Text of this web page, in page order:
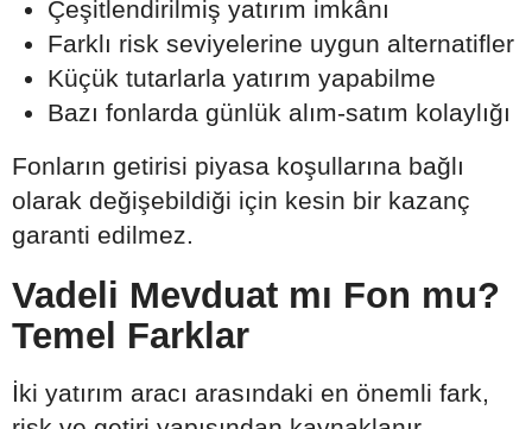
Çeşitlendirilmiş yatırım imkânı
Farklı risk seviyelerine uygun alternatifler
Küçük tutarlarla yatırım yapabilme
Bazı fonlarda günlük alım-satım kolaylığı
Fonların getirisi piyasa koşullarına bağlı
olarak değişebildiği için kesin bir kazanç
garanti edilmez.
Vadeli Mevduat mı Fon mu?
Temel Farklar
İki yatırım aracı arasındaki en önemli fark,